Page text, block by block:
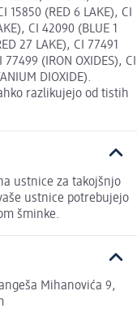
15850 (RED 6 LAKE), CI
CI 42090 (BLUE 1
27 LAKE), CI 77491
77499 (IRON OXIDES), CI
DIOXIDE).
razlikujejo od tistih
ustnice za takojšnjo
ustnice potrebujejo
šminke.
Mihanovića 9,